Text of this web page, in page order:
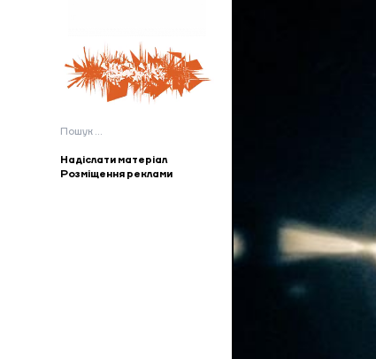
Пошук:
Надіслати матеріал
Розміщення реклами